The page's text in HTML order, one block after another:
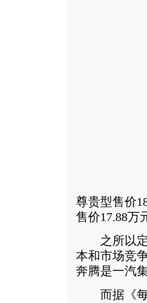
尊贵型售价
售价17.88万
之所以定
本和市场竞
奔腾是一汽
而据《每